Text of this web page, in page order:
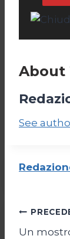
About
See
Un